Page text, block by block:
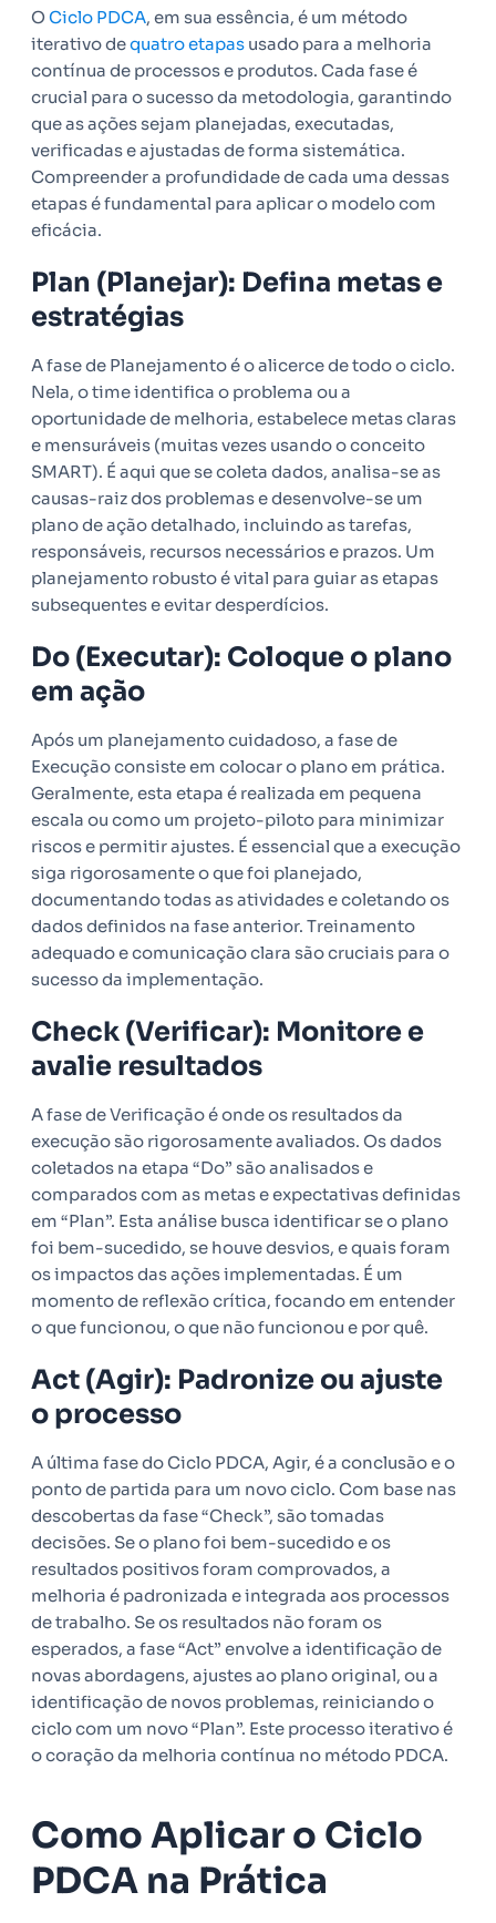
OCiclo PDCA, em sua essência, é um método
iterativo dequatro etapas usado para a melhoria
contínua de processos e produtos. Cada fase é
crucial para o sucesso da metodologia, garantindo
que as ações sejam planejadas, executadas,
verificadas e ajustadas de forma sistemática.
Compreender a profundidade de cada uma dessas
etapas é fundamental para aplicar o modelo com
eficácia.
Plan (Planejar): Defina metas e
estratégias
A fase de Planejamento é o alicerce de todo o ciclo.
Nela, o time identifica o problema ou a
oportunidade de melhoria, estabelece metas claras
e mensuráveis (muitas vezes usando o conceito
SMART). É aqui que se coleta dados, analisa-se as
causas-raiz dos problemas e desenvolve-se um
plano de ação detalhado, incluindo as tarefas,
responsáveis, recursos necessários e prazos. Um
planejamento robusto é vital para guiar as etapas
subsequentes e evitar desperdícios.
Do (Executar): Coloque o plano
em ação
Após um planejamento cuidadoso, a fase de
Execução consiste em colocar o plano em prática.
Geralmente, esta etapa é realizada em pequena
escala ou como um projeto-piloto para minimizar
riscos e permitir ajustes. É essencial que a execução
siga rigorosamente o que foi planejado,
documentando todas as atividades e coletando os
dados definidos na fase anterior. Treinamento
adequado e comunicação clara são cruciais para o
sucesso da implementação.
Check (Verificar): Monitore e
avalie resultados
A fase de Verificação é onde os resultados da
execução são rigorosamente avaliados. Os dados
coletados na etapa “Do” são analisados e
comparados com as metas e expectativas definidas
em “Plan”. Esta análise busca identificar se o plano
foi bem-sucedido, se houve desvios, e quais foram
os impactos das ações implementadas. É um
momento de reflexão crítica, focando em entender
o que funcionou, o que não funcionou e por quê.
Act (Agir): Padronize ou ajuste
o processo
A última fase do Ciclo PDCA, Agir, é a conclusão e o
ponto de partida para um novo ciclo. Com base nas
descobertas da fase “Check”, são tomadas
decisões. Se o plano foi bem-sucedido e os
resultados positivos foram comprovados, a
melhoria é padronizada e integrada aos processos
de trabalho. Se os resultados não foram os
esperados, a fase “Act” envolve a identificação de
novas abordagens, ajustes ao plano original, ou a
identificação de novos problemas, reiniciando o
ciclo com um novo “Plan”. Este processo iterativo é
o coração da melhoria contínua no método PDCA.
Como Aplicar o Ciclo
PDCA na Prática